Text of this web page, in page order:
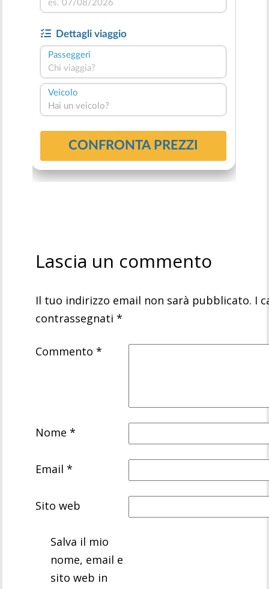
Lascia un commento
Il tuo indirizzo email non sarà pubblicato. I
contrassegnati*
Commento*
Nome*
Email*
Sito web
Salva il mio
nome, email e
sito web in